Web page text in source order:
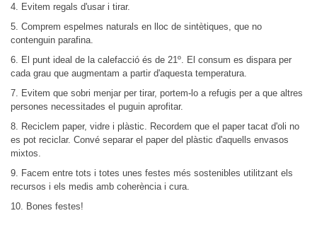
4. Evitem regals d'usar i tirar.
5. Comprem espelmes naturals en lloc de sintètiques, que no
contenguin parafina.
6. El punt ideal de la calefacció és de 21º. El consum es dispara per
cada grau que augmentam a partir d'aquesta temperatura.
7. Evitem que sobri menjar per tirar, portem-lo a refugis per a que altres
persones necessitades el puguin aprofitar.
8. Reciclem paper, vidre i plàstic. Recordem que el paper tacat d'oli no
es pot reciclar. Convé separar el paper del plàstic d'aquells envasos
mixtos.
9. Facem entre tots i totes unes festes més sostenibles utilitzant els
recursos i els medis amb coherència i cura.
10. Bones festes!